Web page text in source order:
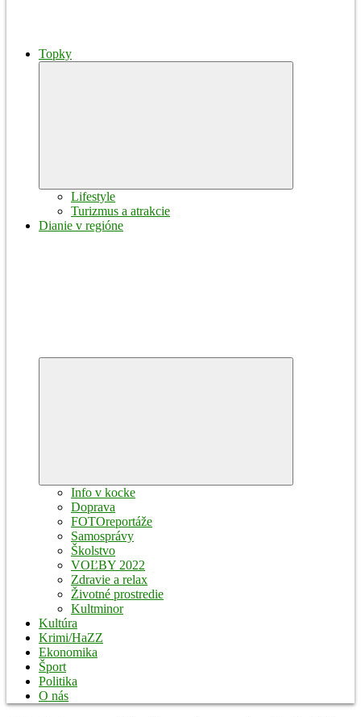
Topky
Lifestyle
Turizmus a atrakcie
Dianie v regióne
Info v kocke
Doprava
FOTOreportáže
Samosprávy
Školstvo
VOĽBY 2022
Zdravie a relax
Životné prostredie
Kultminor
Kultúra
Krimi/HaZZ
Ekonomika
Šport
Politika
O nás